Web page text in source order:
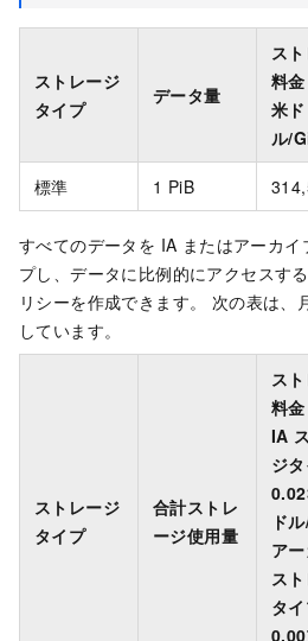
ストレージ
タイプ
データ量
ス
料金
米ド
ル/
標準 1 PiB
すべてのデータを IA またはアーカ
プし、データに比例的にアクセスす
リシーを作成できます。 次の表は、
しています。
ストレージ
タイプ
合計ストレ
ージ使用量
ス
料金
IA
ジ
ド
ア
ス
タ